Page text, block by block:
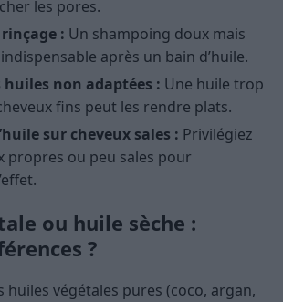
les pores.
: Un shampoing doux mais
après un bain d’huile.
huiles non adaptées : Une huile trop
fins peut les rendre plats.
sur cheveux sales : Privilégiez
propres ou peu sales pour
ou huile sèche :
?
huiles végétales pures (coco, argan,